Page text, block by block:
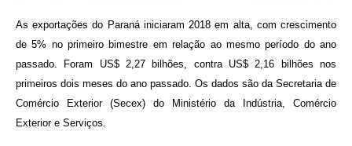
As exportações do Paraná iniciaram 2018 em alta, com crescimento
de 5% no primeiro bimestre em relação ao mesmo período do ano
passado. Foram US$ 2,27 bilhões, contra US$ 2,16 bilhões nos
primeiros dois meses do ano passado. Os dados são da Secretaria de
Comércio Exterior (Secex) do Ministério da Indústria, Comércio
Exterior e Serviços.